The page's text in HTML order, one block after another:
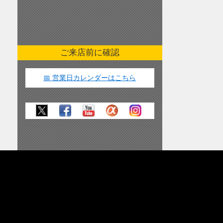
ご来店前に確認
📅 営業日カレンダーはこちら